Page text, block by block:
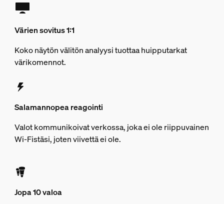
Värien sovitus 1:1
Koko näytön välitön analyysi tuottaa huipputarkat
värikomennot.
Salamannopea reagointi
Valot kommunikoivat verkossa, joka ei ole riippuvainen
Wi-Fistäsi, joten viivettä ei ole.
Jopa 10 valoa